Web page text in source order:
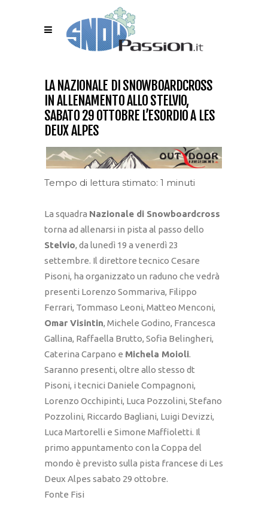
LA NAZIONALE DI SNOWBOARDCROSS
IN ALLENAMENTO ALLO STELVIO,
SABATO 29 OTTOBRE L’ESORDIO A LES
DEUX ALPES
Tempo di lettura stimato: 1 minuti
La squadra Nazionale di Snowboardcross
torna ad allenarsi in pista al passo dello
Stelvio, da lunedì 19 a venerdì 23
settembre. Il direttore tecnico Cesare
Pisoni, ha organizzato un raduno che vedrà
presenti Lorenzo Sommariva, Filippo
Ferrari, Tommaso Leoni, Matteo Menconi,
Omar Visintin, Michele Godino, Francesca
Gallina, Raffaella Brutto, Sofia Belingheri,
Caterina Carpano e Michela Moioli.
Saranno presenti, oltre allo stesso dt
Pisoni, i tecnici Daniele Compagnoni,
Lorenzo Occhipinti, Luca Pozzolini, Stefano
Pozzolini, Riccardo Bagliani, Luigi Devizzi,
Luca Martorelli e Simone Maffioletti. Il
primo appuntamento con la Coppa del
mondo è previsto sulla pista francese di Les
Deux Alpes sabato 29 ottobre.
Fonte Fisi